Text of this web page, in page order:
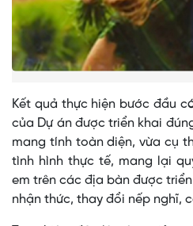
Kết quả thực hiện bước đầu
của Dự án được triển khai
mang tính toàn diện, vừa cụ
tình hình thực tế, mang lại
em trên các địa bàn được
nhận thức, thay đổi nếp nghĩ,